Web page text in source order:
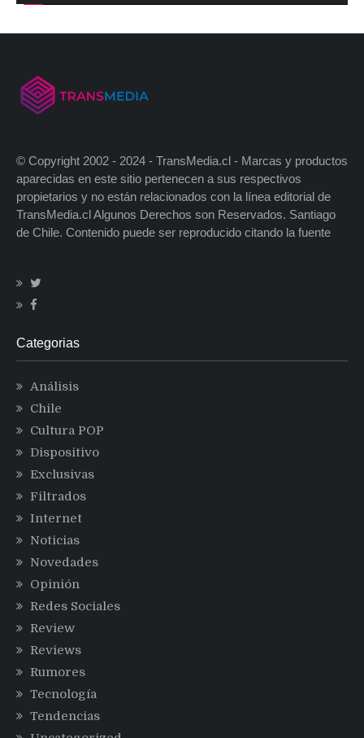
© Copyright 2002 - 2024 - TransMedia.cl - Marcas y productos
aparecidas en este sitio pertenecen a sus respectivos
propietarios y no están relacionados con la línea editorial de
TransMedia.cl Algunos Derechos son Reservados. Santiago
de Chile. Contenido puede ser reproducido citando la fuente
Categorias
Análisis
Chile
Cultura POP
Dispositivo
Exclusivas
Filtrados
Internet
Noticias
Novedades
Opinión
Redes Sociales
Review
Reviews
Rumores
Tecnología
Tendencias